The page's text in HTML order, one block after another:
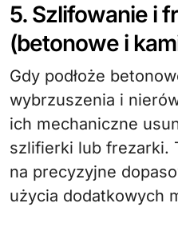
5. Szlifowanie i
(betonowe i
Gdy podłoże
wybrzuszenia i
ich mechaniczne
szlifierki lub frezarki.
na precyzyjne
użycia dodatkowych